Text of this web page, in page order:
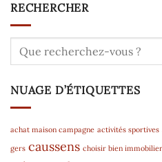
RECHERCHER
NUAGE D’ÉTIQUETTES
achat maison campagne activités sportives
gers caussens choisir bien immobilier